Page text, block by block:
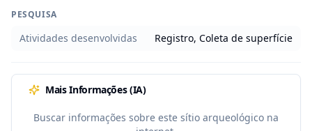
PESQUISA
Atividades desenvolvidas Registro, Coleta de superfície
Mais Informações (IA)
Buscar informações sobre este sítio arqueológico na